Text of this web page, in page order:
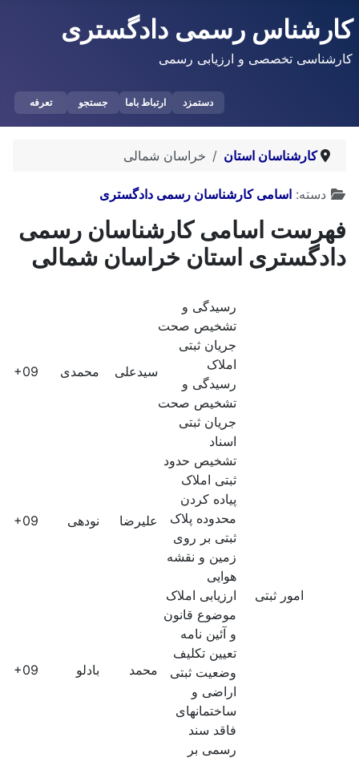
کارشناس رسمی دادگستری
کارشناسی تخصصی و ارزیابی رسمی
دستمزد ارتباط باما جستجو تعرفه
کارشناسان استان خراسان شمالی
توضیحات
دسته: اسامی کارشناسان رسمی دادگستری
فهرست اسامی کارشناسان رسمی
دادگستری استان خراسان شمالی
امور ثبتی
رسیدگی و
تشخیص صحت
جریان ثبتی
املاک
رسیدگی و
تشخیص صحت
جریان ثبتی
اسناد
تشخیص حدود
ثبتی املاک
پیاده کردن
محدوده پلاک
ثبتی بر روی
زمین و نقشه
هوایی
ارزیابی املاک
موضوع قانون
و آئین نامه
تعیین تکلیف
وضعیت ثبتی
اراضی و
ساختمانهای
فاقد سند
رسمی بر
سیدعلی محمدی
علیرضا نودهی
محمد بادلو